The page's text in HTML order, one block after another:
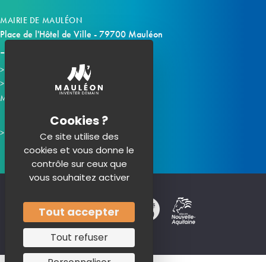
MAIRIE DE MAULÉON
Place de l'Hôtel de Ville - 79700 Mauléon
Horaires d'ouverture
Contacter la mairie
Mauléon sur les réseaux :
Ce site utilise des
cookies et vous donne le
contrôle sur ceux que
vous souhaitez activer
Tout accepter
Tout refuser